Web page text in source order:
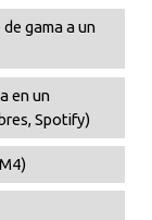
gama a un
en un
Spotify)